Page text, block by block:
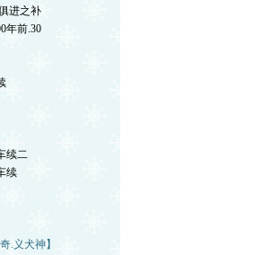
进之补
年前.30
续二
续
.义犬神】